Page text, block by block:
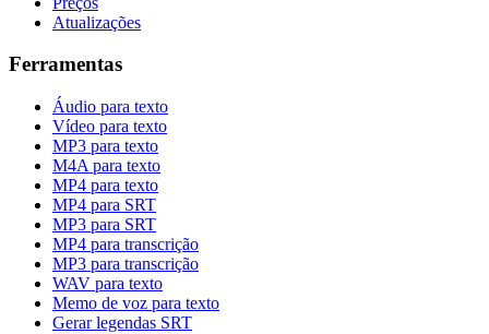
Atualizações
Ferramentas
Áudio para texto
Vídeo para texto
MP3 para texto
M4A para texto
MP4 para texto
MP4 para SRT
MP3 para SRT
MP4 para transcrição
MP3 para transcrição
WAV para texto
Memo de voz para texto
Gerar legendas SRT